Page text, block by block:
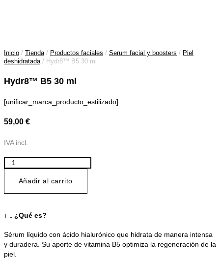
Inicio / Tienda/ Productos faciales / Serum facial y boosters / Piel
deshidratada/ Hydr8™ B5 30 ml
Hydr8™ B5 30 ml
[unificar_marca_producto_estilizado]
59,00 €
IVA incl.
Hydr8™
B5
Añadir al carrito
¿Qué es?
Sérum líquido con ácido hialurónico que hidrata de manera intensa
y duradera. Su aporte de vitamina B5 optimiza la regeneración de la
piel.